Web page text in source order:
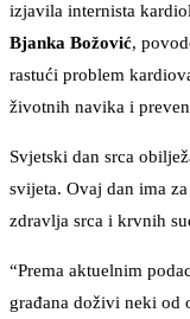
izjavila internista
Bjanka Božović,
rastući problem
životnih navika i
Svjetski dan srca
svijeta. Ovaj dan ima
zdravlja srca i krvnih
“Prema aktuelnim
građana doživi neki od